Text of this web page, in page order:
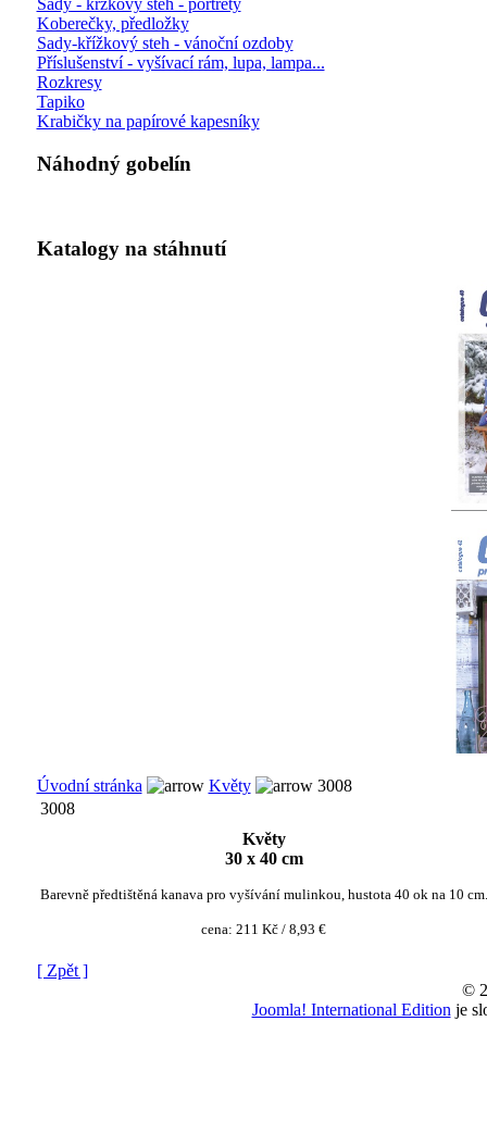
Sady - křžkový steh - portréty
Koberečky, předložky
Sady-křížkový steh - vánoční ozdoby
Příslušenství - vyšívací rám, lupa, lampa...
Rozkresy
Tapiko
Krabičky na papírové kapesníky
Náhodný gobelín
Katalogy na stáhnutí
Úvodní stránka Květy
3008
3008
Květy
30 x 40 cm
Barevně předtištěná kanava pro vyšívání mulinkou, hustota 40 ok na 10 cm.
cena: 211 Kč / 8,93 €
[ Zpět ]
©
Joomla! International Edition je